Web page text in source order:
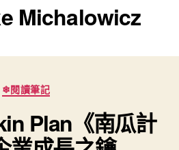
Michalowicz
分
類
❄閱讀筆記
Plan《南瓜計